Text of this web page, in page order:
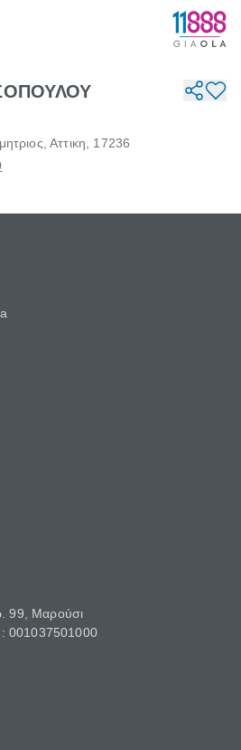
Αττικη, 17236
99, Μαρούσι